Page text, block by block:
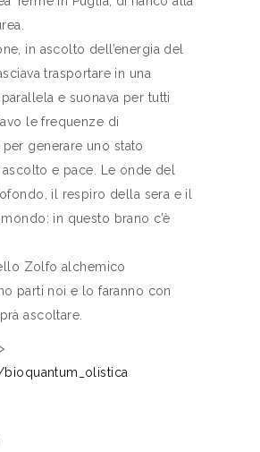
in ascolto dell’energia del
trasportare in una
e suonava per tutti
le frequenze di
per generare uno stato
e pace. Le onde del
il respiro della sera e il
in questo brano c’è
Zolfo alchemico
parti noi e lo faranno con
ascoltare.